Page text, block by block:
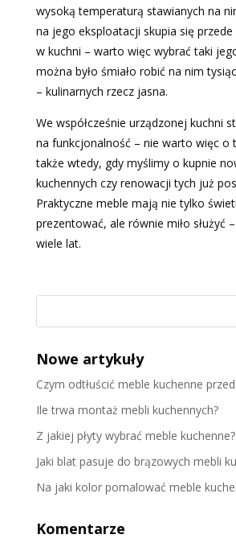
wysoką temperaturą stawianych na
na jego eksploatacji skupia się
w kuchni – warto więc wybrać taki
można było śmiało robić na nim
– kulinarnych rzecz jasna.
We współcześnie urządzonej kuchni
na funkcjonalność – nie warto więc o
także wtedy, gdy myślimy o kupnie
kuchennych czy renowacji tych już
Praktyczne meble mają nie tylko
prezentować, ale równie miło służyć
wiele lat.
Nowe artykuły
Czym odtłuścić meble kuchenne
Ile trwa montaż mebli kuchennych?
Z jakiej płyty wybrać meble kuchenne?
Jaki blat pasuje do brązowych mebli
Na jaki kolor pomalować meble
Komentarze